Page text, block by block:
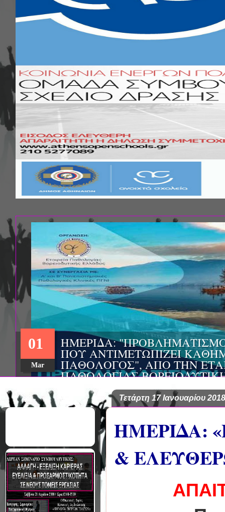
Τετάρτη 17 Ιανουαρίου 2018
ΗΜΕΡΙΔΑ:
&